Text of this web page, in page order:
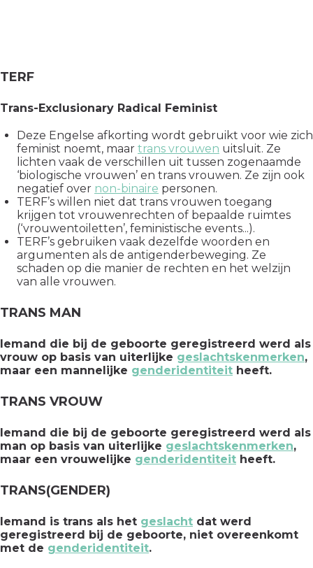
TERF
Trans-Exclusionary Radical Feminist
Deze Engelse afkorting wordt gebruikt voor wie zich
feminist noemt, maar trans vrouwen uitsluit. Ze
lichten vaak de verschillen uit tussen zogenaamde
‘biologische vrouwen’ en trans vrouwen. Ze zijn ook
negatief over non-binaire personen.
TERF’s willen niet dat trans vrouwen toegang
krijgen tot vrouwenrechten of bepaalde ruimtes
(‘vrouwentoiletten’, feministische events...).
TERF’s gebruiken vaak dezelfde woorden en
argumenten als de antigenderbeweging. Ze
schaden op die manier de rechten en het welzijn
van alle vrouwen.
TRANS MAN
Iemand die bij de geboorte geregistreerd werd als
vrouw op basis van uiterlijke geslachtskenmerken,
maar een mannelijke genderidentiteit heeft.
TRANS VROUW
Iemand die bij de geboorte geregistreerd werd als
man op basis van uiterlijke geslachtskenmerken,
maar een vrouwelijke genderidentiteit heeft.
TRANS(GENDER)
Iemand is trans als het geslacht dat werd
geregistreerd bij de geboorte, niet overeenkomt
met de genderidentiteit.